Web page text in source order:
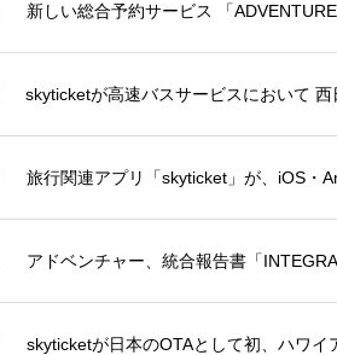
新しい総合予約サービス 「
skyticketが高速バスサービスにおいて
旅行関連アプリ「skyticket」が、iOS・
アドベンチャー、統合報告書「
skyticketが日本のOTAとして初、ハワ